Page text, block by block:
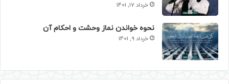
خرداد 17, 1401
نحوه خواندن نماز وحشت و احکام آن
خرداد 9, 1401